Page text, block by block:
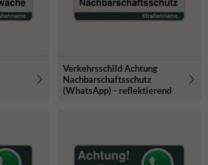
Verkehrsschild Achtung
Nachbarschaftsschutz
(WhatsApp) - reflektierend